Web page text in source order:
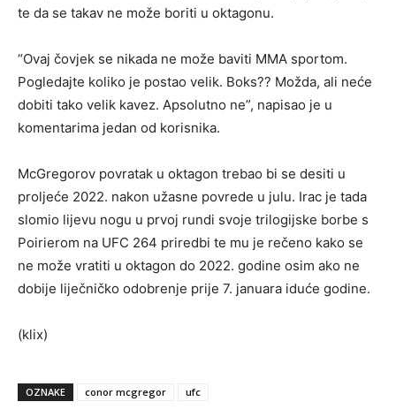
te da se takav ne može boriti u oktagonu.
“Ovaj čovjek se nikada ne može baviti MMA sportom.
Pogledajte koliko je postao velik. Boks?? Možda, ali neće
dobiti tako velik kavez. Apsolutno ne”, napisao je u
komentarima jedan od korisnika.
McGregorov povratak u oktagon trebao bi se desiti u
proljeće 2022. nakon užasne povrede u julu. Irac je tada
slomio lijevu nogu u prvoj rundi svoje trilogijske borbe s
Poirierom na UFC 264 priredbi te mu je rečeno kako se
ne može vratiti u oktagon do 2022. godine osim ako ne
dobije liječničko odobrenje prije 7. januara iduće godine.
(klix)
OZNAKE conor mcgregor ufc